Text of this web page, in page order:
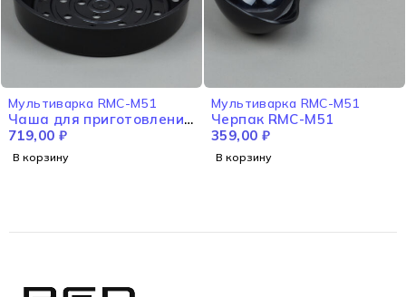
Мультиварка RMC-M51
Чаша для приготовления
на пару RMC-M51
719,00 ₽
В корзину
Мультиварка RMC-M51
Черпак RMC-M51
359,00 ₽
В корзину